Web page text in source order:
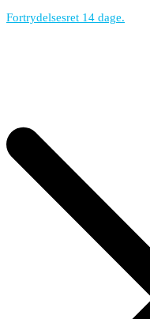
Fortrydelsesret 14 dage.